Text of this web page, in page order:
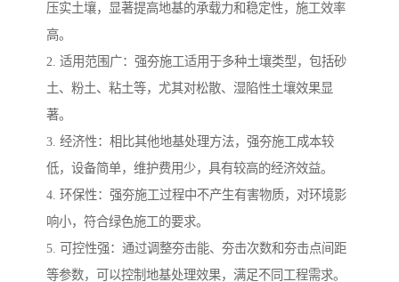
压实土壤，显著提高地基的承载力和稳定性，施工效率
高。
2. 适用范围广：强夯施工适用于多种土壤类型，包括砂
土、粉土、粘土等，尤其对松散、湿陷性土壤效果显
著。
3. 经济性：相比其他地基处理方法，强夯施工成本较
低，设备简单，维护费用少，具有较高的经济效益。
4. 环保性：强夯施工过程中不产生有害物质，对环境影
响小，符合绿色施工的要求。
5. 可控性强：通过调整夯击能、夯击次数和夯击点间距
等参数，可以控制地基处理效果，满足不同工程需求。